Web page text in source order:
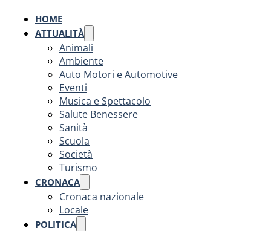
HOME
ATTUALITÀ
Animali
Ambiente
Auto Motori e Automotive
Eventi
Musica e Spettacolo
Salute Benessere
Sanità
Scuola
Società
Turismo
CRONACA
Cronaca nazionale
Locale
POLITICA